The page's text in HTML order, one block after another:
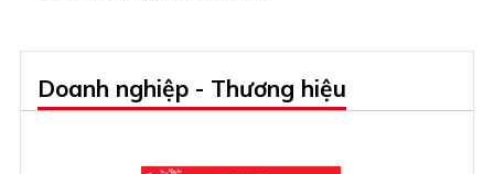
Doanh nghiệp - Thương hiệu